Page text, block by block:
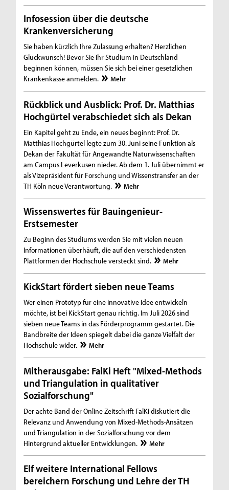
Infosession über die deutsche
Krankenversicherung
Sie haben kürzlich Ihre Zulassung erhalten? Herzlichen
Glückwunsch! Bevor Sie Ihr Studium in Deutschland
beginnen können, müssen Sie sich bei einer gesetzlichen
Krankenkasse anmelden.
Mehr
Rückblick und Ausblick: Prof. Dr. Matthias
Hochgürtel verabschiedet sich als Dekan
Ein Kapitel geht zu Ende, ein neues beginnt: Prof. Dr.
Matthias Hochgürtel legte zum 30. Juni seine Funktion als
Dekan der Fakultät für Angewandte Naturwissenschaften
am Campus Leverkusen nieder. Ab dem 1. Juli übernimmt er
als Vizepräsident für Forschung und Wissenstransfer an der
TH Köln neue Verantwortung.
Mehr
Wissenswertes für Bauingenieur-
Erstsemester
Zu Beginn des Studiums werden Sie mit vielen neuen
Informationen überhäuft, die auf den verschiedensten
Plattformen der Hochschule versteckt sind.
Mehr
KickStart fördert sieben neue Teams
Wer einen Prototyp für eine innovative Idee entwickeln
möchte, ist bei KickStart genau richtig. Im Juli 2026 sind
sieben neue Teams in das Förderprogramm gestartet. Die
Bandbreite der Ideen spiegelt dabei die ganze Vielfalt der
Hochschule wider.
Mehr
Mitherausgabe: FalKi Heft "Mixed-Methods
und Triangulation in qualitativer
Sozialforschung"
Der achte Band der Online Zeitschrift FalKi diskutiert die
Relevanz und Anwendung von Mixed-Methods-Ansätzen
und Triangulation in der Sozialforschung vor dem
Hintergrund aktueller Entwicklungen.
Mehr
Elf weitere International Fellows
bereichern Forschung und Lehre der TH